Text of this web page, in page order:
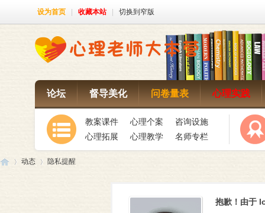
设为首页 收藏本站 切换到窄版
论坛 督导美化 问卷量表 心理实践
教案课件 心理个案
咨询设施
心理拓展
心理教学 名师专栏
动态 隐私提醒
抱歉！由于